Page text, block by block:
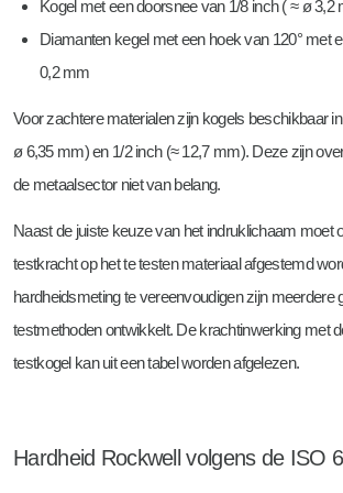
Kogel met een doorsnee van 1/8 inch ( ≈ ø 3,2
Diamanten kegel met een hoek van 120° met
0,2 mm
Voor zachtere materialen zijn kogels beschikbaar
ø 6,35 mm) en 1/2 inch (≈ 12,7 mm). Deze zijn
de metaalsector niet van belang.
Naast de juiste keuze van het indruklichaam moet
testkracht op het te testen materiaal afgestemd
hardheidsmeting te vereenvoudigen zijn meerdere
testmethoden ontwikkelt. De krachtinwerking met
testkogel kan uit een tabel worden afgelezen.
Hardheid Rockwell volgens de ISO